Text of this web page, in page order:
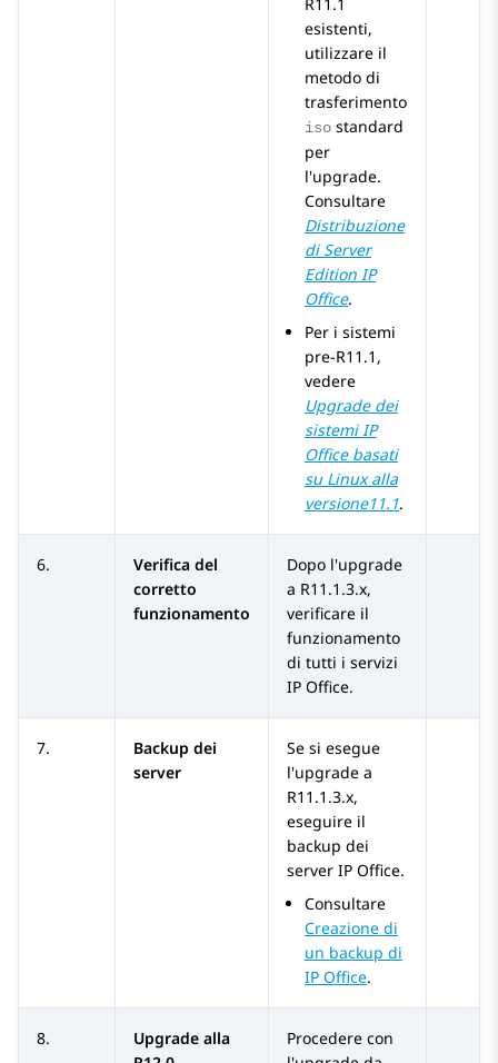
esistenti,
utilizzare il
metodo di
trasferimento
iso standard
per
l'upgrade.
Consultare
Distribuzione
di Server
Edition IP
Office.
Per i sistemi
pre-R11.1,
vedere
Upgrade dei
sistemi IP
Office basati
su Linux alla
versione11.1.
6.
Verifica del
corretto
funzionamento
Dopo l'upgrade
a R11.1.3.x,
verificare il
funzionamento
di tutti i servizi
IP Office.
7.
Backup dei
server
Se si esegue
l'upgrade a
R11.1.3.x,
eseguire il
backup dei
server IP Office.
Consultare
Creazione di
un backup di
IP Office.
8.
Upgrade alla
Procedere con